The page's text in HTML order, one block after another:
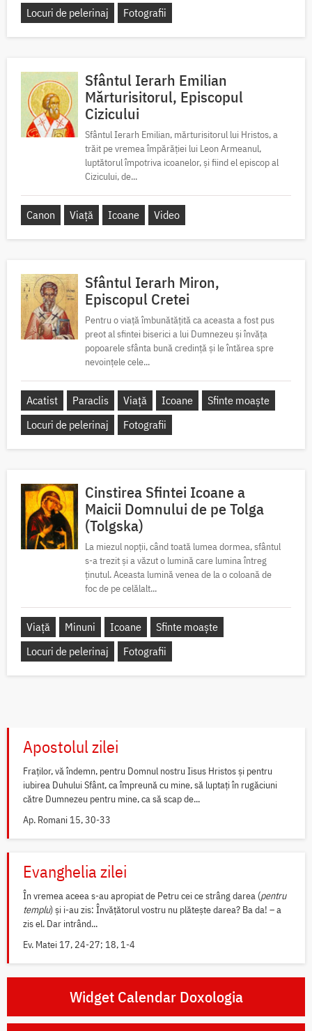
Locuri de pelerinaj Fotografii
Sfântul Ierarh Emilian
Mărturisitorul, Episcopul
Cizicului
Sfântul Ierarh Emilian, mărturisitorul lui Hristos, a
trăit pe vremea împărăției lui Leon Armeanul,
luptătorul împotriva icoanelor, și fiind el episcop al
Cizicului, de...
Canon Viață Icoane Video
Sfântul Ierarh Miron,
Episcopul Cretei
Pentru o viață îmbunătățită ca aceasta a fost pus
preot al sfintei biserici a lui Dumnezeu și învăța
popoarele sfânta bună credință și le întărea spre
nevoințele cele...
Acatist Paraclis Viață Icoane
Sfinte moaște
Locuri de pelerinaj
Fotografii
Cinstirea Sfintei Icoane a
Maicii Domnului de pe Tolga
(Tolgska)
La miezul nopții, când toată lumea dormea, sfântul
s-a trezit și a văzut o lumină care lumina întreg
ținutul. Aceasta lumină venea de la o coloană de
foc de pe celălalt...
Viață Minuni Icoane
Sfinte moaște
Locuri de pelerinaj
Fotografii
Apostolul zilei
Fraților, vă îndemn, pentru Domnul nostru Iisus Hristos și pentru
iubirea Duhului Sfânt, ca împreună cu mine, să luptați în rugăciuni
către Dumnezeu pentru mine, ca să scap de...
Ap. Romani 15, 30-33
Evanghelia zilei
În vremea aceea s-au apropiat de Petru cei ce strâng darea (pentru
templu) și i-au zis: Învățătorul vostru nu plătește darea? Ba da! – a
zis el. Dar intrând...
Ev. Matei 17, 24-27; 18, 1-4
Widget Calendar Doxologia